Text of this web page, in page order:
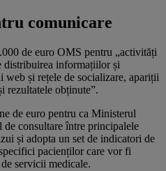
comunicare
de euro OMS pentru „activități
distribuirea informațiilor și
web și rețele de socializare, apariții
rezultatele obținute”.
de euro pentru ca Ministerul
de consultare între principalele
și adopta un set de indicatori de
pacienților care vor fi
servicii medicale.